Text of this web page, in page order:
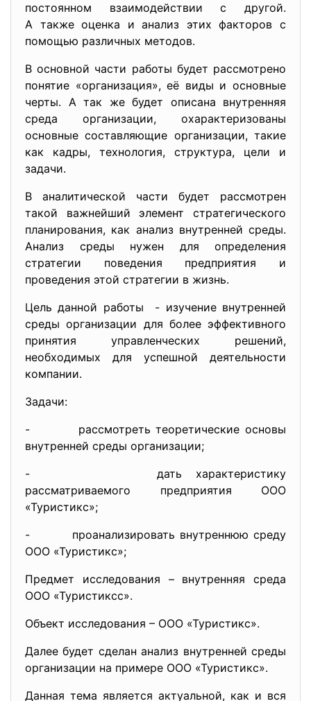
постоянном взаимодействии с другой.
А также оценка и анализ этих факторов с
помощью различных методов.
В основной части работы будет рассмотрено
понятие «организация», её виды и основные
черты. А так же будет описана внутренняя
среда организации, охарактеризованы
основные составляющие организации, такие
как кадры, технология, структура, цели и
задачи.
В аналитической части будет рассмотрен
такой важнейший элемент стратегического
планирования, как анализ внутренней среды.
Анализ среды нужен для определения
стратегии поведения предприятия и
проведения этой стратегии в жизнь.
Цель данной работы - изучение внутренней
среды организации для более эффективного
принятия управленческих решений,
необходимых для успешной деятельности
компании.
Задачи:
- рассмотреть теоретические основы
внутренней среды организации;
- дать характеристику
рассматриваемого предприятия ООО
«Туристикс»;
- проанализировать внутреннюю среду
ООО «Туристикс»;
Предмет исследования – внутренняя среда
ООО «Туристиксс».
Объект исследования – ООО «Туристикс».
Далее будет сделан анализ внутренней среды
организации на примере ООО «Туристикс».
Данная тема является актуальной, как и вся